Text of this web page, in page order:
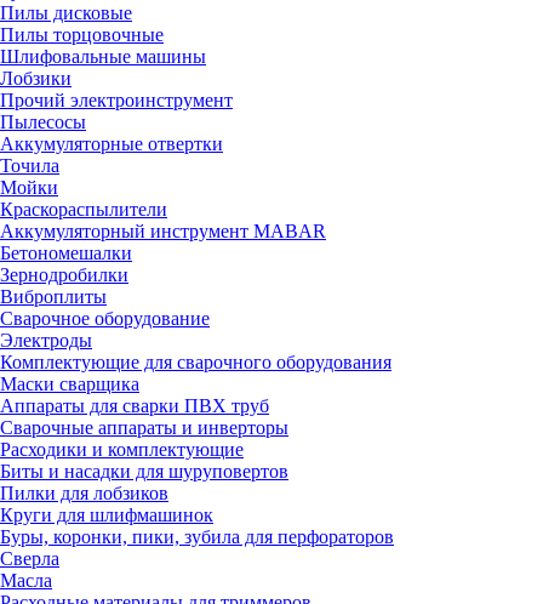
Пилы дисковые
Пилы торцовочные
Шлифовальные машины
Лобзики
Прочий электроинструмент
Пылесосы
Аккумуляторные отвертки
Точила
Мойки
Краскораспылители
Аккумуляторный инструмент MABAR
Бетономешалки
Зернодробилки
Виброплиты
Сварочное оборудование
Электроды
Комплектующие для сварочного оборудования
Маски сварщика
Аппараты для сварки ПВХ труб
Сварочные аппараты и инверторы
Расходики и комплектующие
Биты и насадки для шуруповертов
Пилки для лобзиков
Круги для шлифмашинок
Буры, коронки, пики, зубила для перфораторов
Сверла
Масла